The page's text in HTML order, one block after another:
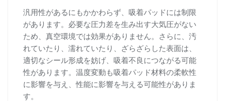
汎用性があるにもかかわらず、吸着パッドには制限
があります。必要な圧力差を生み出す大気圧がない
ため、真空環境では効果がありません。さらに、汚
れていたり、濡れていたり、ざらざらした表面は、
適切なシール形成を妨げ、吸着不良につながる可能
性があります。温度変動も吸着パッド材料の柔軟性
に影響を与え、性能に影響を与える可能性がありま
す。